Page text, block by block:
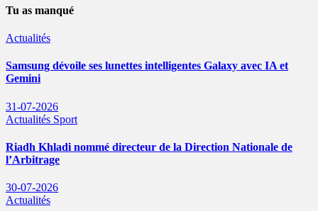
Tu as manqué
Actualités
Samsung dévoile ses lunettes intelligentes Galaxy avec IA et
Gemini
31-07-2026
Actualités Sport
Riadh Khladi nommé directeur de la Direction Nationale de
l’Arbitrage
30-07-2026
Actualités